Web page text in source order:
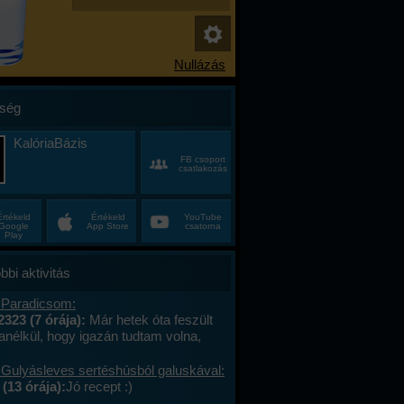
KalóriaBázis
FB csoport
csatlakozás
Play
Értékeld
App Store
YouTube
csatorna
aktivitás
(7 órája): Már hetek óta feszült
hogy igazán tudtam volna,
éveim közepén egyszer csak
minden, ami régen izgalmas
sertéshúsból galuskával:
órája):Jó recept :)